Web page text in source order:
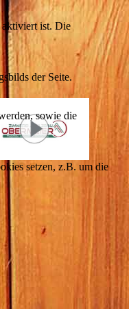
aktiviert ist. Die
der Seite.
sowie die
setzen, z.B. um die